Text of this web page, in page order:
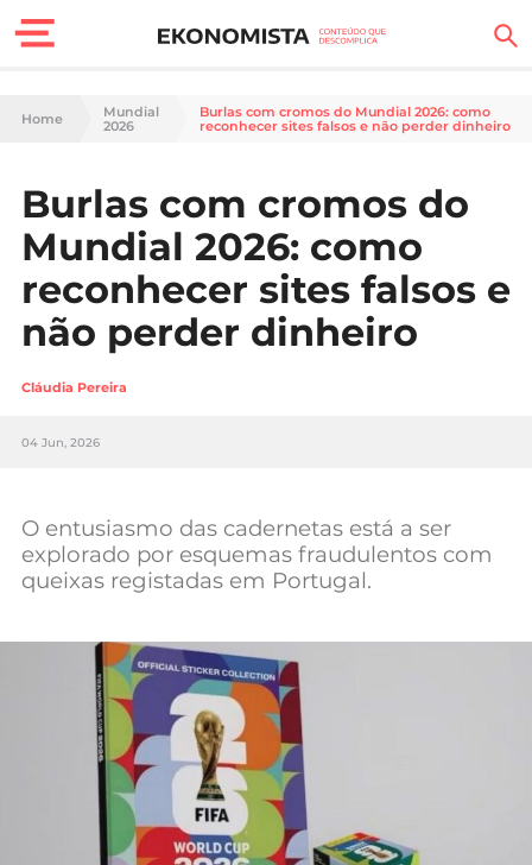
Finanças Pessoais
Carreira
Casa
Lifestyle
Sociedade
Tecnologia
Negócios
Mundial 2026
Home
Mundial
2026
Burlas com cromos do Mundial 2026: como
reconhecer sites falsos e não perder dinheiro
Burlas com cromos do
Mundial 2026: como
reconhecer sites falsos e
não perder dinheiro
Cláudia Pereira
04 Jun, 2026
O entusiasmo das cadernetas está a ser
explorado por esquemas fraudulentos com
queixas registadas em Portugal.